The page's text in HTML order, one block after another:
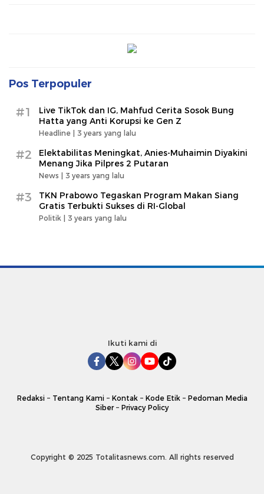
Pos Terpopuler
#1
Live TikTok dan IG, Mahfud Cerita Sosok Bung
Hatta yang Anti Korupsi ke Gen Z
Headline | 3 years yang lalu
#2
Elektabilitas Meningkat, Anies-Muhaimin Diyakini
Menang Jika Pilpres 2 Putaran
News | 3 years yang lalu
#3
TKN Prabowo Tegaskan Program Makan Siang
Gratis Terbukti Sukses di RI-Global
Politik | 3 years yang lalu
Ikuti kami di
Redaksi – Tentang Kami – Kontak– Kode Etik– Pedoman Media
Siber– Privacy Policy
Copyright © 2025 Totalitasnews.com. All rights reserved